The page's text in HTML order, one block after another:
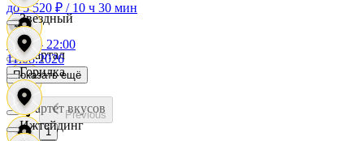
Квартал
Квартет вкусов
Звездный
Горилка
Ижтейдинг
до 5 520 ₽ / 10 ч 30 мин
10:00 - 22:00
11.08.2026
Показать ещё
Previous
1